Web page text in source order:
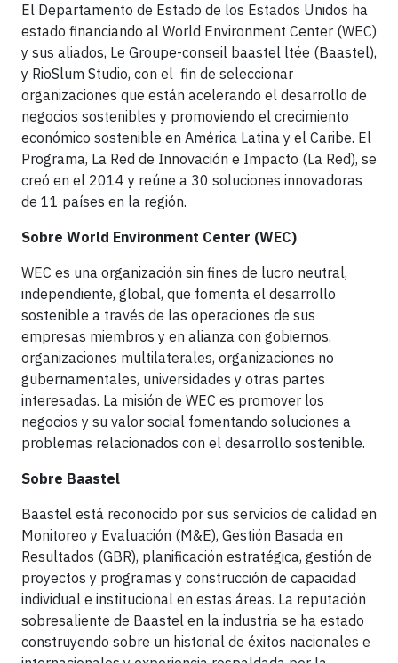
El Departamento de Estado de los Estados Unidos ha
estado financiando al World Environment Center (WEC)
y sus aliados, Le Groupe-conseil baastel ltée (Baastel),
y RioSlum Studio, con el fin de seleccionar
organizaciones que están acelerando el desarrollo de
negocios sostenibles y promoviendo el crecimiento
económico sostenible en América Latina y el Caribe. El
Programa, La Red de Innovación e Impacto (La Red), se
creó en el 2014 y reúne a 30 soluciones innovadoras
de 11 países en la región.
Sobre World Environment Center (WEC)
WEC es una organización sin fines de lucro neutral,
independiente, global, que fomenta el desarrollo
sostenible a través de las operaciones de sus
empresas miembros y en alianza con gobiernos,
organizaciones multilaterales, organizaciones no
gubernamentales, universidades y otras partes
interesadas. La misión de WEC es promover los
negocios y su valor social fomentando soluciones a
problemas relacionados con el desarrollo sostenible.
Sobre Baastel
Baastel está reconocido por sus servicios de calidad en
Monitoreo y Evaluación (M&E), Gestión Basada en
Resultados (GBR), planificación estratégica, gestión de
proyectos y programas y construcción de capacidad
individual e institucional en estas áreas. La reputación
sobresaliente de Baastel en la industria se ha estado
construyendo sobre un historial de éxitos nacionales e